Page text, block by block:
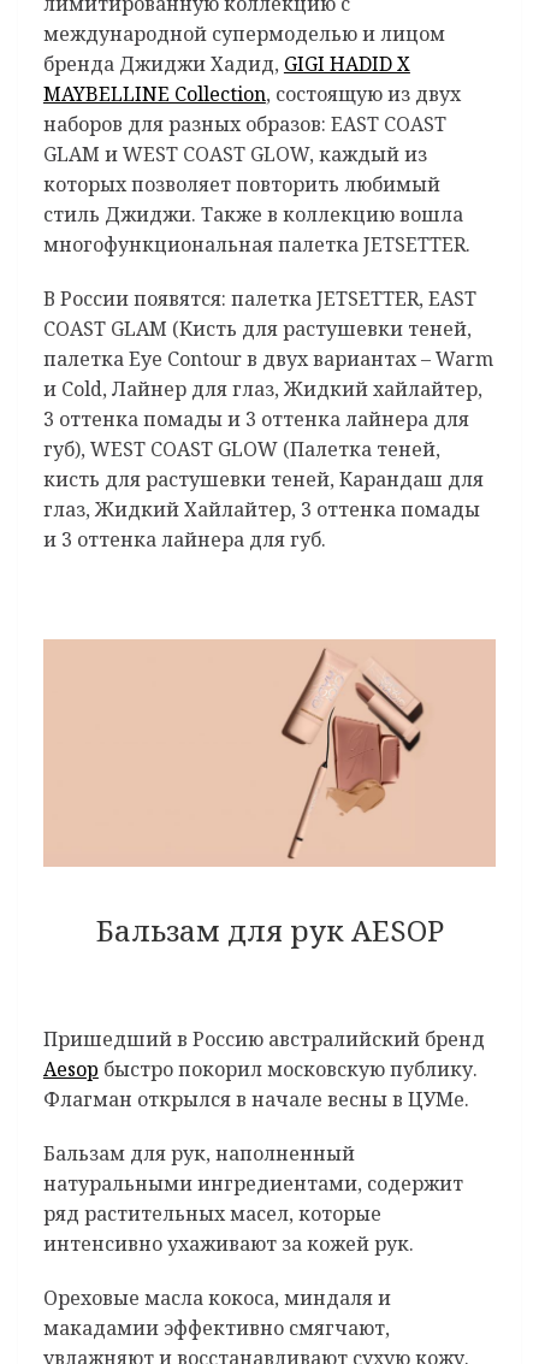
международной супермоделью и лицом
бренда Джиджи Хадид, GIGI HADID X
MAYBELLINE Collection, состоящую из двух
наборов для разных образов: EAST COAST
GLAM и WEST COAST GLOW, каждый из
которых позволяет повторить любимый
стиль Джиджи. Также в коллекцию вошла
многофункциональная палетка JETSETTER.
В России появятся: палетка JETSETTER, EAST
COAST GLAM (Кисть для растушевки теней,
палетка Eye Contour в двух вариантах – Warm
и Cold, Лайнер для глаз, Жидкий хайлайтер,
3 оттенка помады и 3 оттенка лайнера для
губ), WEST COAST GLOW (Палетка теней,
кисть для растушевки теней, Карандаш для
глаз, Жидкий Хайлайтер, 3 оттенка помады
и 3 оттенка лайнера для губ.
Бальзам для рук AESOP
Пришедший в Россию австралийский бренд
Aesop быстро покорил московскую публику.
Флагман открылся в начале весны в ЦУМе.
Бальзам для рук, наполненный
натуральными ингредиентами, содержит
ряд растительных масел, которые
интенсивно ухаживают за кожей рук.
Ореховые масла кокоса, миндаля и
макадамии эффективно смягчают,
увлажняют и восстанавливают сухую кожу.